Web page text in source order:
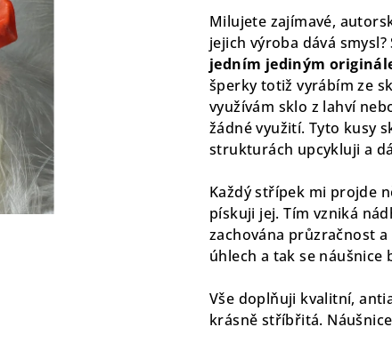
produktu
je
0,0
z
hvězdiček.
Milujete zajímavé,
jejich výroba dává
jedním jediným
šperky totiž vyrábím ze
využívám sklo z lahví
žádné využití. Tyto kusy
strukturách upcykluji a
Každý střípek mi projde
pískuji jej. Tím vzniká
zachována průzračnost
úhlech a tak se náušnice
Vše doplňuji kvalitní,
krásně stříbřitá.